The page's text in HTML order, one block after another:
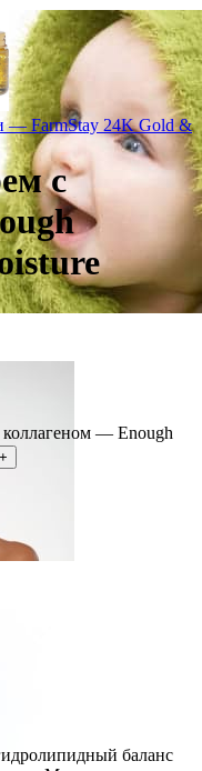
— FarmStay 24K Gold &
с
— Enough
баланс